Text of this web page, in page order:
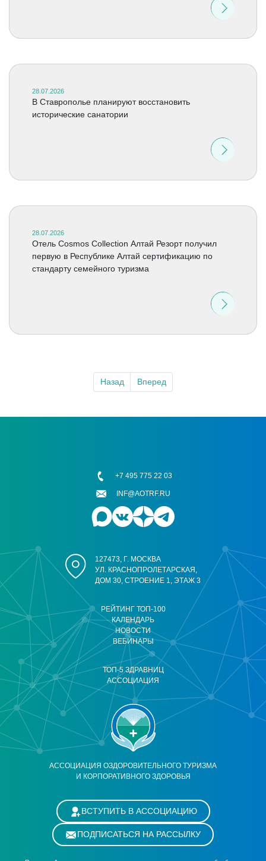
28.07.2026
В Ставрополье планируют восстановить
исторические санатории
28.07.2026
Отель Cosmos Collection Алтай Резорт получил
первую в Республике Алтай сертификацию по
стандарту семейного туризма
Назад Вперед
АССОЦИАЦИЯ ОЗДОРОВИТЕЛЬНОГО ТУРИЗМА
И КОРПОРАТИВНОГО ЗДОРОВЬЯ
РЕЙТИНГ ТОП-100
КАЛЕНДАРЬ
НОВОСТИ
ВЕБИНАРЫ
ТОП-5 ЗДРАВНИЦ
АССОЦИАЦИЯ
127473, Г. МОСКВА
УЛ. КРАСНОПРОЛЕТАРСКАЯ,
ДОМ 30, СТРОЕНИЕ 1, ЭТАЖ 3
+7 495 775 22 03
INF@AOTRF.RU
ВСТУПИТЬ В АССОЦИАЦИЮ
ПОДПИСАТЬСЯ НА РАССЫЛКУ